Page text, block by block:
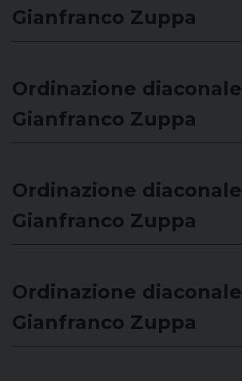
Gianfranco Zuppa
Ordinazione diaconale
Gianfranco Zuppa
Ordinazione diaconale
Gianfranco Zuppa
Ordinazione diaconale
Gianfranco Zuppa